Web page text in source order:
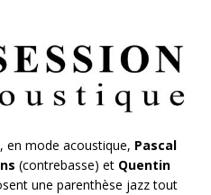
en mode acoustique, Pascal
(contrebasse) et Quentin
une parenthèse jazz tout